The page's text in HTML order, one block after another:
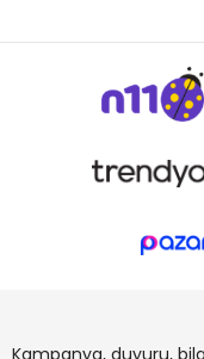
Kampanya, duyuru,